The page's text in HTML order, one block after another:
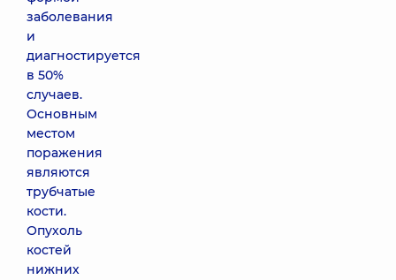
заболевания
и
диагностируется
в 50%
случаев.
Основным
местом
поражения
являются
трубчатые
кости.
Опухоль
костей
нижних